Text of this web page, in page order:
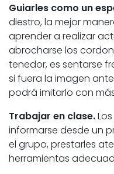
Guiarles como un
diestro, la mejor
aprender a realizar
abrocharse los
tenedor, es sentarse
si fuera la imagen
podrá imitarlo con
Trabajar en clase.
informarse desde un
el grupo, prestarles
herramientas